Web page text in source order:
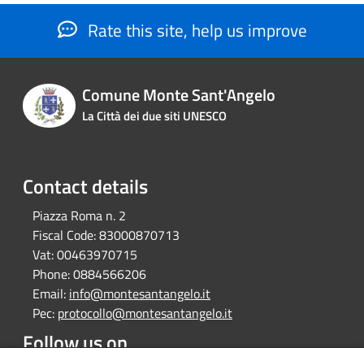
Rate this site, help us improve
Comune Monte Sant'Angelo
La Città dei due siti UNESCO
Contact details
Piazza Roma n. 2
Fiscal Code:83000870713
Vat:00463970715
Phone:0884566206
Email: info@montesantangelo.it
Pec: protocollo@montesantangelo.it
Follow us on